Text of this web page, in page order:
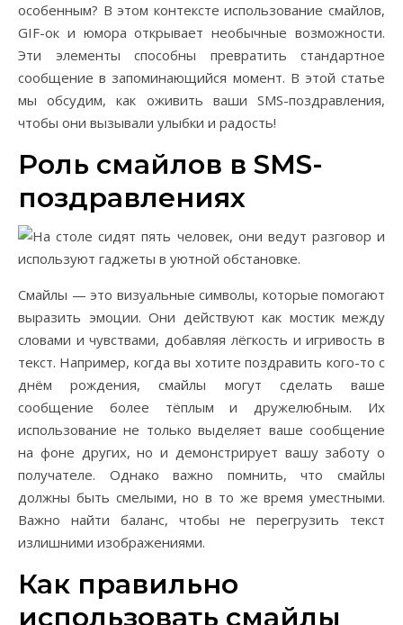
особенным? В этом контексте использование смайлов,
GIF-ок и юмора открывает необычные возможности.
Эти элементы способны превратить стандартное
сообщение в запоминающийся момент. В этой статье
мы обсудим, как оживить ваши SMS-поздравления,
чтобы они вызывали улыбки и радость!
Роль смайлов в SMS-
поздравлениях
Смайлы — это визуальные символы, которые помогают
выразить эмоции. Они действуют как мостик между
словами и чувствами, добавляя лёгкость и игривость в
текст. Например, когда вы хотите поздравить кого-то с
днём рождения, смайлы могут сделать ваше
сообщение более тёплым и дружелюбным. Их
использование не только выделяет ваше сообщение
на фоне других, но и демонстрирует вашу заботу о
получателе. Однако важно помнить, что смайлы
должны быть смелыми, но в то же время уместными.
Важно найти баланс, чтобы не перегрузить текст
излишними изображениями.
Как правильно
использовать смайлы